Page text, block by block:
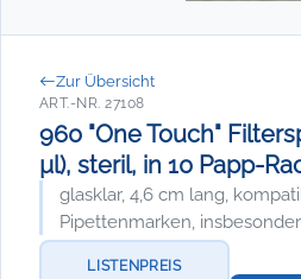
Zur Übersicht
ART.-NR. 27108
960 "One Touch"
µl), steril, in 10 Papp-
glasklar, 4,6 cm lang,
Pipettenmarken,
LISTENPREIS